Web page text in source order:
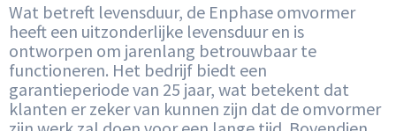
Wat betreft levensduur, de Enphase omvormer
heeft een uitzonderlijke levensduur en is
ontworpen om jarenlang betrouwbaar te
functioneren. Het bedrijf biedt een
garantieperiode van 25 jaar, wat betekent dat
klanten er zeker van kunnen zijn dat de omvormer